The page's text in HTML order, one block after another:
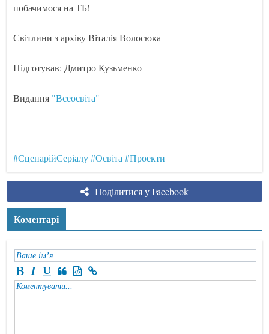
побачимося на ТБ!
Світлини з архіву Віталія Волосюка
Підготував: Дмитро Кузьменко
Видання "Всеосвіта"
#СценарійСеріалу #Освіта #Проекти
Поділитися у Facebook
Коментарі